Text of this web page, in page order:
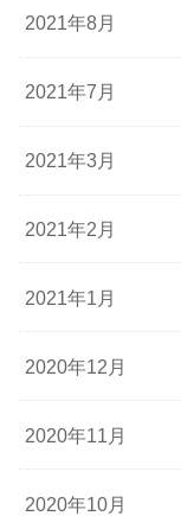
2021年8月
2021年7月
2021年3月
2021年2月
2021年1月
2020年12月
2020年11月
2020年10月